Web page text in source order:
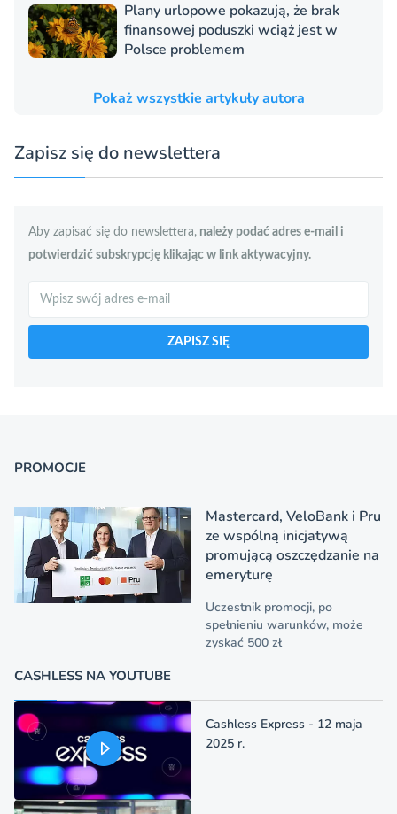
Plany urlopowe pokazują, że brak
finansowej poduszki wciąż jest w
Polsce problemem
Pokaż wszystkie artykuły autora
Zapisz się do newslettera
Aby zapisać się do newslettera, należy podać adres e-mail i
potwierdzić subskrypcję klikając w link aktywacyjny.
Szukaj
ZAPISZ SIĘ
PROMOCJE
Mastercard, VeloBank i Pru
ze wspólną inicjatywą
promującą oszczędzanie na
emeryturę
Uczestnik promocji, po
spełnieniu warunków, może
zyskać 500 zł
CASHLESS NA YOUTUBE
Cashless Express - 12 maja
2025 r.